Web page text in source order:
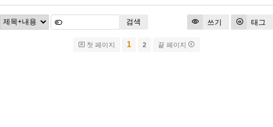
쓰기 태그
검색
첫 페이지 1 2 끝 페이지